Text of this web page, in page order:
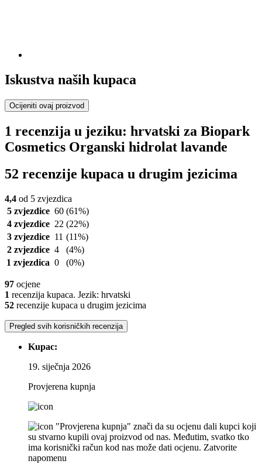
Iskustva naših kupaca
Ocijeniti ovaj proizvod
1 recenzija u jeziku: hrvatski za Biopark
Cosmetics Organski hidrolat lavande
52 recenzije kupaca u drugim jezicima
4,4 od 5 zvjezdica
5 zvjezdice 60 (61%)
4 zvjezdice 22 (22%)
3 zvjezdice 11 (11%)
2 zvjezdice 4
(4%)
1 zvjezdica 0 (0%)
97 ocjene
1 recenzija kupaca. Jezik: hrvatski
52 recenzije kupaca u drugim jezicima
Pregled svih korisničkih recenzija
Kupac:
19. siječnja 2026
Provjerena kupnja
"Provjerena kupnja" znači da su ocjenu dali kupci koji
su stvarno kupili ovaj proizvod od nas. Međutim, svatko tko
ima korisnički račun kod nas može dati ocjenu. Zatvorite
napomenu